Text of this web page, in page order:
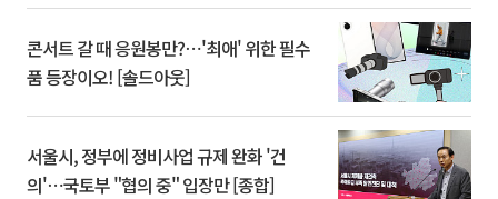
콘서트 갈 때 응원봉만?⋯'최애' 위한 필수
품 등장이오! [솔드아웃]
서울시, 정부에 정비사업 규제 완화 '건
의'⋯국토부 "협의 중" 입장만 [종합]